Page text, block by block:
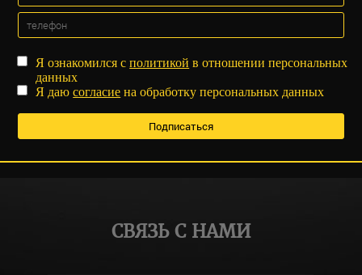
Я ознакомился сполитикой в отношении персональных
данных
Я даюсогласие на обработку персональных данных
СВЯЗЬ С НАМИ